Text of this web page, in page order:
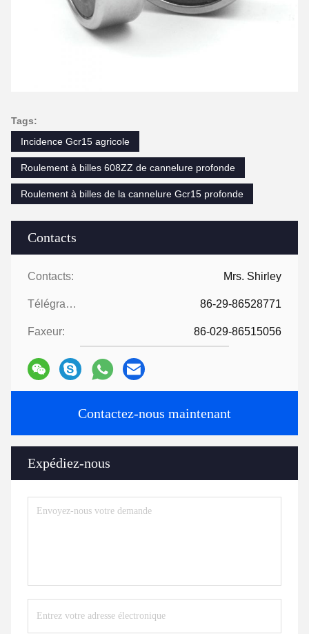
Contacts
Contacts: Mrs. Shirley
Télégramme: 86-29-86528771
Faxeur: 86-029-86515056
Contactez-nous maintenant
Expédiez-nous
Tags:
Incidence Gcr15 agricole
Roulement à billes 608ZZ de cannelure profonde
Roulement à billes de la cannelure Gcr15 profonde